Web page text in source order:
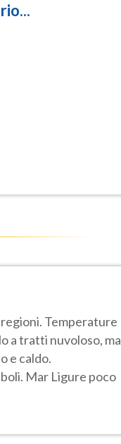
Temperature
a tratti nuvoloso, ma
e caldo.
Mar Ligure poco